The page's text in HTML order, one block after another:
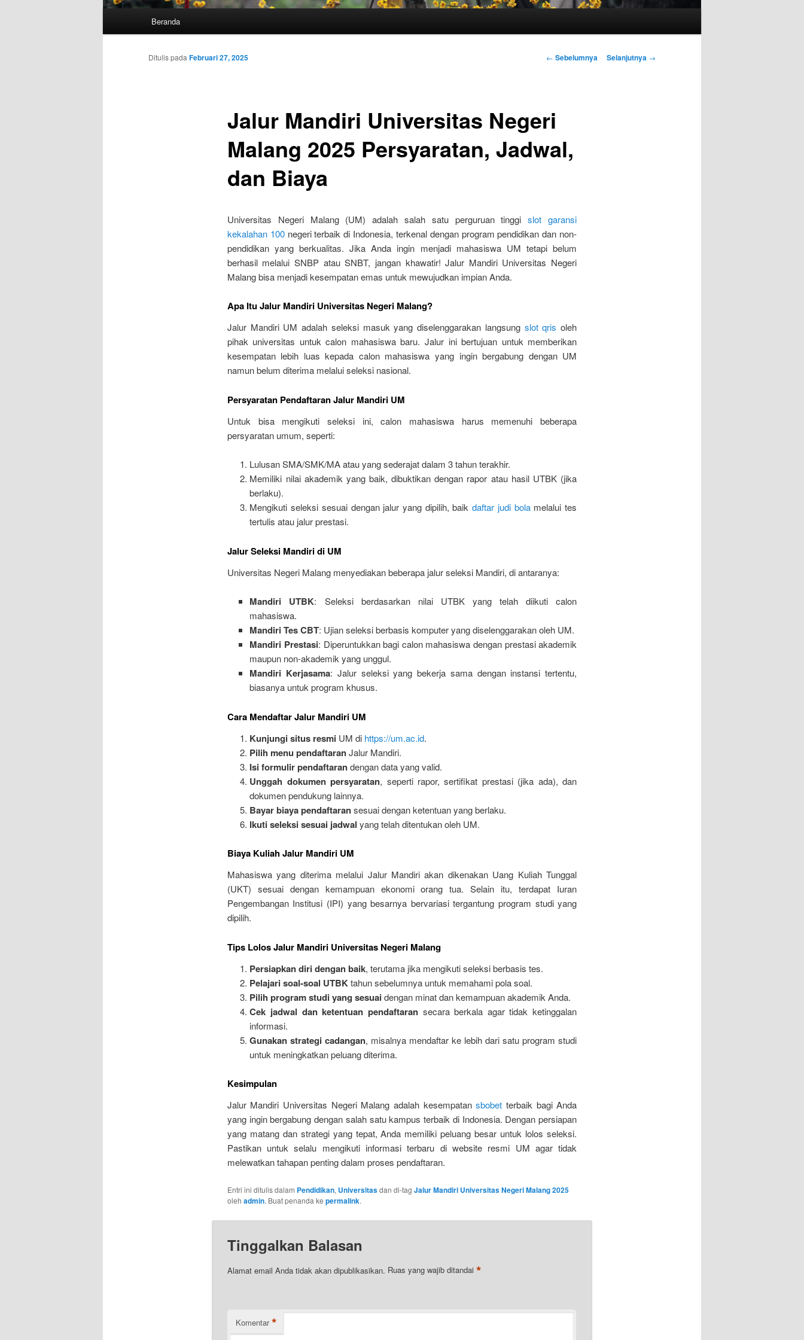
Beranda
Navigasi
← Sebelumnya Selanjutnya →
Jalur Mandiri Universitas Negeri
Malang 2025 Persyaratan, Jadwal,
dan Biaya
Ditulis padaFebruari 27, 2025
Universitas Negeri Malang (UM) adalah salah satu perguruan tinggislot garansi
kekalahan 100negeri terbaik di Indonesia, terkenal dengan program pendidikan dan non-
pendidikan yang berkualitas. Jika Anda ingin menjadi mahasiswa UM tetapi belum
berhasil melalui SNBP atau SNBT, jangan khawatir! Jalur Mandiri Universitas Negeri
Malang bisa menjadi kesempatan emas untuk mewujudkan impian Anda.
Apa Itu Jalur Mandiri Universitas Negeri Malang?
Jalur Mandiri UM adalah seleksi masuk yang diselenggarakan langsung slot qris oleh
pihak universitas untuk calon mahasiswa baru. Jalur ini bertujuan untuk memberikan
kesempatan lebih luas kepada calon mahasiswa yang ingin bergabung dengan UM
namun belum diterima melalui seleksi nasional.
Persyaratan Pendaftaran Jalur Mandiri UM
Untuk bisa mengikuti seleksi ini, calon mahasiswa harus memenuhi beberapa
persyaratan umum, seperti:
Lulusan SMA/SMK/MA atau yang sederajat dalam 3 tahun terakhir.
Memiliki nilai akademik yang baik, dibuktikan dengan rapor atau hasil UTBK (jika
berlaku).
Mengikuti seleksi sesuai dengan jalur yang dipilih, baikdaftar judi bolamelalui tes
tertulis atau jalur prestasi.
Jalur Seleksi Mandiri di UM
Universitas Negeri Malang menyediakan beberapa jalur seleksi Mandiri, di antaranya:
Mandiri UTBK: Seleksi berdasarkan nilai UTBK yang telah diikuti calon
mahasiswa.
Mandiri Tes CBT: Ujian seleksi berbasis komputer yang diselenggarakan oleh UM.
Mandiri Prestasi: Diperuntukkan bagi calon mahasiswa dengan prestasi akademik
maupun non-akademik yang unggul.
Mandiri Kerjasama: Jalur seleksi yang bekerja sama dengan instansi tertentu,
biasanya untuk program khusus.
Cara Mendaftar Jalur Mandiri UM
Kunjungi situs resmi UM di https://um.ac.id.
Pilih menu pendaftaranJalur Mandiri.
Isi formulir pendaftarandengan data yang valid.
Unggah dokumen persyaratan, seperti rapor, sertifikat prestasi (jika ada), dan
dokumen pendukung lainnya.
Bayar biaya pendaftaransesuai dengan ketentuan yang berlaku.
Ikuti seleksi sesuai jadwal yang telah ditentukan oleh UM.
Biaya Kuliah Jalur Mandiri UM
Mahasiswa yang diterima melalui Jalur Mandiri akan dikenakan Uang Kuliah Tunggal
(UKT) sesuai dengan kemampuan ekonomi orang tua. Selain itu, terdapat Iuran
Pengembangan Institusi (IPI) yang besarnya bervariasi tergantung program studi yang
dipilih.
Tips Lolos Jalur Mandiri Universitas Negeri Malang
Persiapkan diri dengan baik, terutama jika mengikuti seleksi berbasis tes.
Pelajari soal-soal UTBKtahun sebelumnya untuk memahami pola soal.
Pilih program studi yang sesuaidengan minat dan kemampuan akademik Anda.
Cek jadwal dan ketentuan pendaftaransecara berkala agar tidak ketinggalan
informasi.
Gunakan strategi cadangan, misalnya mendaftar ke lebih dari satu program studi
untuk meningkatkan peluang diterima.
Kesimpulan
Jalur Mandiri Universitas Negeri Malang adalah kesempatansbobet terbaik bagi Anda
yang ingin bergabung dengan salah satu kampus terbaik di Indonesia. Dengan persiapan
yang matang dan strategi yang tepat, Anda memiliki peluang besar untuk lolos seleksi.
Pastikan untuk selalu mengikuti informasi terbaru di website resmi UM agar tidak
melewatkan tahapan penting dalam proses pendaftaran.
Entri ini ditulis dalam Pendidikan, Universitasdan di-tag Jalur Mandiri Universitas Negeri Malang 2025
oleh admin. Buat penanda ke permalink.
Tinggalkan Balasan
Alamat email Anda tidak akan dipublikasikan. Ruas yang wajib ditandai *
Komentar *